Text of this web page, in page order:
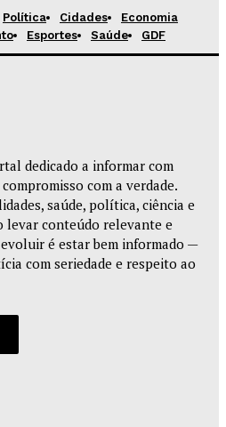
Política Cidades
Economia
Esportes Saúde GDF
dedicado a informar com
com a verdade.
saúde, política, ciência e
levar conteúdo relevante e
é estar bem informado —
com seriedade e respeito ao